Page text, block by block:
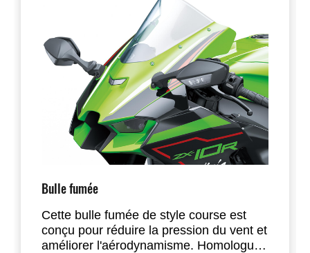
Bulle fumée
Cette bulle fumée de style course est
conçu pour réduire la pression du vent et
améliorer l'aérodynamisme. Homologué